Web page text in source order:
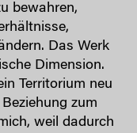
bewahren,
Das Werk
Dimension.
Territorium neu
zum
weil dadurch